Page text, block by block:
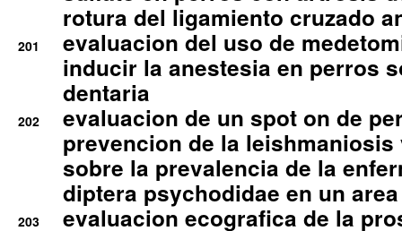
rotura del ligamiento cruzado
201
evaluacion del uso de
inducir la anestesia en perros
dentaria
202
evaluacion de un spot on de
prevencion de la
sobre la prevalencia de la
diptera psychodidae en un
203 evaluacion ecografica de la